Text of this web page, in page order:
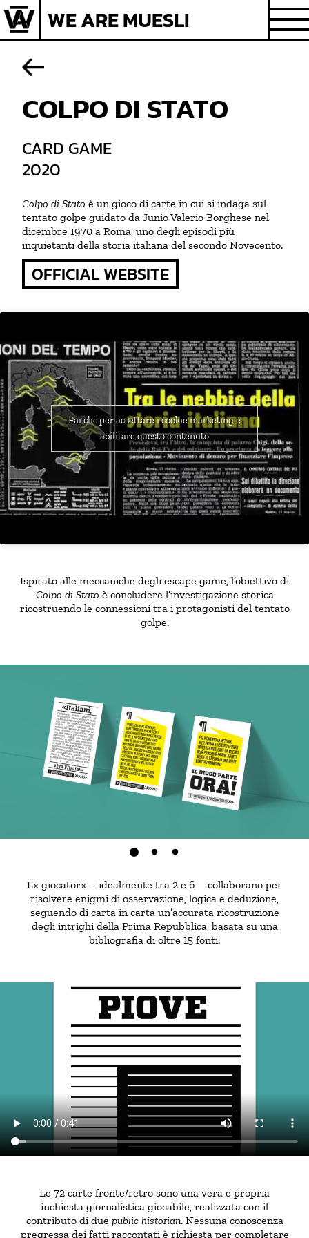
Skip
to
content
WE ARE MUESLI
COLPO DI STATO
CARD GAME
2020
Colpo di Stato è un gioco di carte in cui si indaga sul
tentato golpe guidato da Junio Valerio Borghese nel
dicembre 1970 a Roma, uno degli episodi più
inquietanti della storia italiana del secondo Novecento.
OFFICIAL WEBSITE
Fai clic per accettare i cookie marketing e
abilitare questo contenuto
Ispirato alle meccaniche degli escape game, l’obiettivo di
Colpo di Stato è concludere l’investigazione storica
ricostruendo le connessioni tra i protagonisti del tentato
golpe.
Lx giocatorx – idealmente tra 2 e 6 – collaborano per
risolvere enigmi di osservazione, logica e deduzione,
seguendo di carta in carta un’accurata ricostruzione
degli intrighi della Prima Repubblica, basata su una
bibliografia di oltre 15 fonti.
Le 72 carte fronte/retro sono una vera e propria
inchiesta giornalistica giocabile, realizzata con il
contributo di due public historian. Nessuna conoscenza
pregressa dei fatti raccontati è richiesta per completare